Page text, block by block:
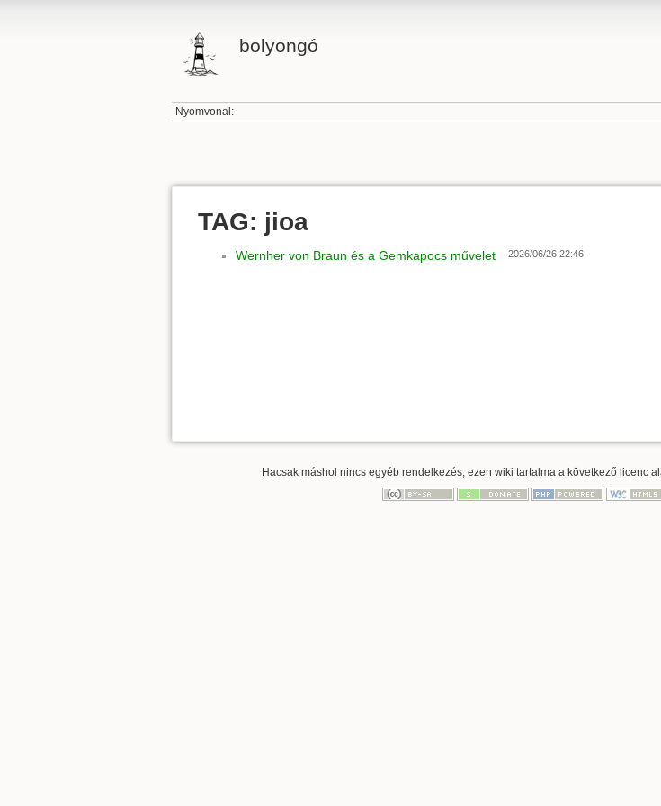
bolyongó
Nyomvonal:
TAG: jioa
Wernher von Braun és a Gemkapocs művelet 2026/06/26 22:46
Hacsak máshol nincs egyéb rendelkezés, ezen wiki tartalma a következő licenc